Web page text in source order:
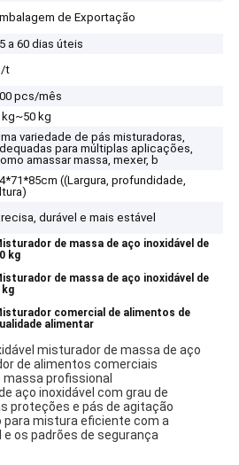
de Exportação
a 60 dias úteis
t
pcs/mês
kg~50 kg
variedade de pás misturadoras,
para múltiplas aplicações,
amassar massa, mexer, b
((Largura, profundidade,
durável e mais estável
de massa de aço inoxidável de
kg
de massa de aço inoxidável de
kg
comercial de alimentos de
alimentar
misturador de massa de aço
de alimentos comerciais
profissional
aço inoxidável com grau de
proteções e pás de agitação
mistura eficiente com a
os padrões de segurança